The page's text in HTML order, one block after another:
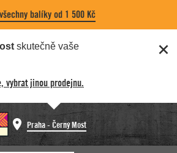
balíky od 1 500 Kč
skutečně vaše
vybrat jinou prodejnu.
Praha - Černý Most